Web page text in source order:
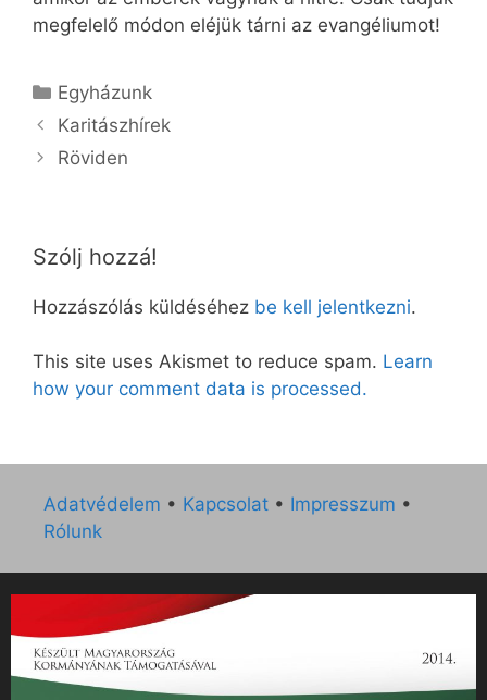
megfelelő módon eléjük tárni az evangéliumot!
Kategória
Egyházunk
Karitászhírek
Röviden
Szólj hozzá!
Hozzászólás küldéséhez be kell jelentkezni.
This site uses Akismet to reduce spam. Learn
how your comment data is processed.
Adatvédelem • Kapcsolat • Impresszum •
Rólunk